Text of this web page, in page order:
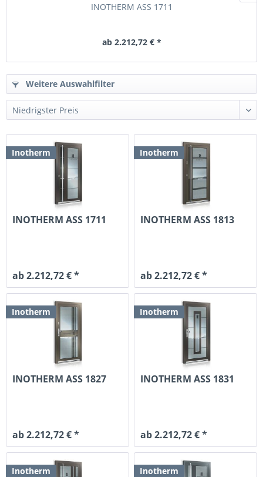
INOTHERM ASS 1711
ab 2.212,72 € *
Weitere Auswahlfilter
Inotherm
INOTHERM ASS 1711
ab 2.212,72 € *
Inotherm
INOTHERM ASS 1813
ab 2.212,72 € *
Inotherm
INOTHERM ASS 1827
ab 2.212,72 € *
Inotherm
INOTHERM ASS 1831
ab 2.212,72 € *
Inotherm Inotherm